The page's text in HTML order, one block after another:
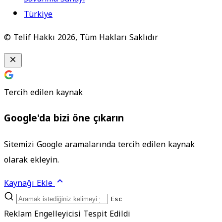
Türkiye
© Telif Hakkı 2026, Tüm Hakları Saklıdır
Tercih edilen kaynak
Google'da bizi öne çıkarın
Sitemizi Google aramalarında tercih edilen kaynak
olarak ekleyin.
Kaynağı Ekle
Esc
Reklam Engelleyicisi Tespit Edildi